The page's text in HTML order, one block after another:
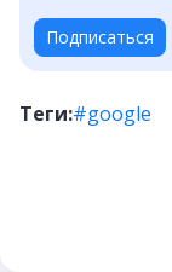
Подписаться
Теги:#google